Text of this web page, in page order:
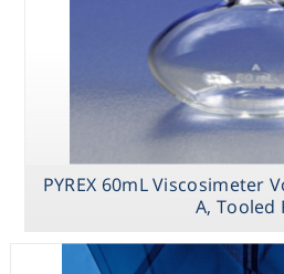
PYREX 60mL Viscosimeter
A, Tooled